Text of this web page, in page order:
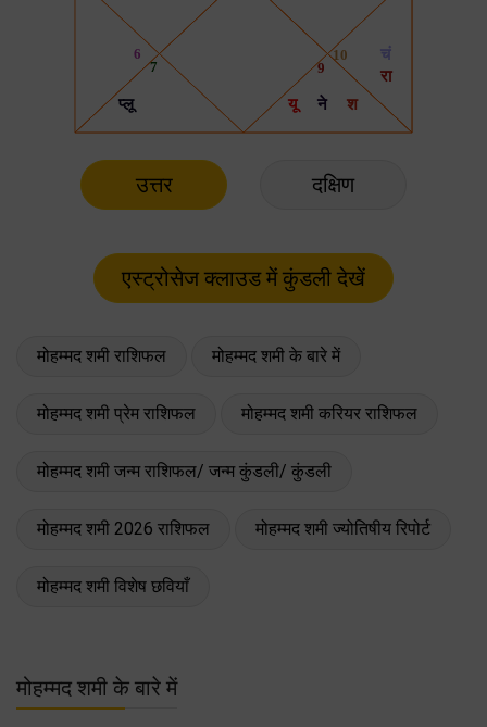
उत्तर दक्षिण
मोहम्मद शमी राशिफल मोहम्मद शमी के बारे में
मोहम्मद शमी प्रेम राशिफल मोहम्मद शमी करियर राशिफल
मोहम्मद शमी जन्म राशिफल/ जन्म कुंडली/ कुंडली
मोहम्मद शमी 2026 राशिफल मोहम्मद शमी ज्योतिषीय रिपोर्ट
मोहम्मद शमी विशेष छवियाँ
मोहम्मद शमी के बारे में